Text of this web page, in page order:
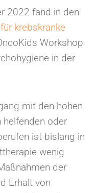
2022 fand in den
krebskranke
Workshop
in der
mit den hohen
helfenden oder
ist bislang in
wenig
der
Erhalt von